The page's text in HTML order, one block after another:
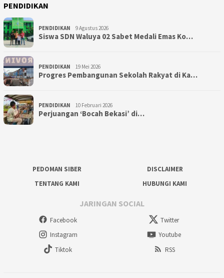
PENDIDIKAN
PENDIDIKAN 9 Agustus 2026
Siswa SDN Waluya 02 Sabet Medali Emas Ko…
PENDIDIKAN 19 Mei 2026
Progres Pembangunan Sekolah Rakyat di Ka…
PENDIDIKAN 10 Februari 2026
Perjuangan ‘Bocah Bekasi’ di…
PEDOMAN SIBER
DISCLAIMER
TENTANG KAMI
HUBUNGI KAMI
JARINGAN SOCIAL
Facebook
Twitter
Instagram
Youtube
Tiktok
RSS